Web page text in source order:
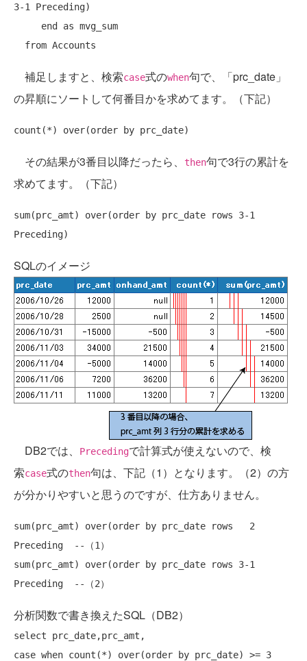
3-1 Preceding)
end
as mvg_sum
from
補足しますと、検索case式のwhen句で、「prc_date」
の昇順にソートして何番目かを求めてます。（下記）
count(*) over(order by
その結果が3番目以降だったら、 then句で3行の累計を
求めてます。（下記）
sum(prc_amt) over(order by prc_date rows 3-1
SQLのイメージ
DB2では、 Precedingで計算式が使えないので、検
索case式のthen句は、下記（1）となります。（2）の方
が分かりやすいと思うのですが、仕方ありません。
sum(prc_amt) over(order by prc_date rows
   2
Preceding
--（1）
sum(prc_amt) over(order by prc_date rows 3-1
Preceding
--（2）
分析関数で書き換えたSQL（DB2）
select
case when count(*) over(order by prc_date) >= 3